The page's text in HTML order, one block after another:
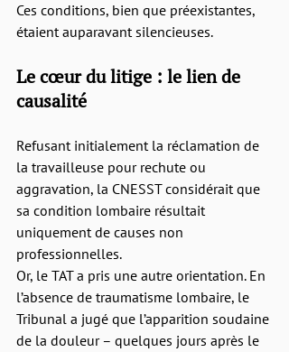
Ces conditions, bien que préexistantes,
étaient auparavant silencieuses.
Le cœur du litige : le lien de
causalité
Refusant initialement la réclamation de
la travailleuse pour rechute ou
aggravation, la CNESST considérait que
sa condition lombaire résultait
uniquement de causes non
professionnelles.
Or, le TAT a pris une autre orientation. En
l’absence de traumatisme lombaire, le
Tribunal a jugé que l’apparition soudaine
de la douleur – quelques jours après le